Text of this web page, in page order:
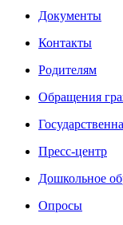
Документы
Контакты
Родителям
Обращения
Пресс-центр
Дошкольное
Опросы